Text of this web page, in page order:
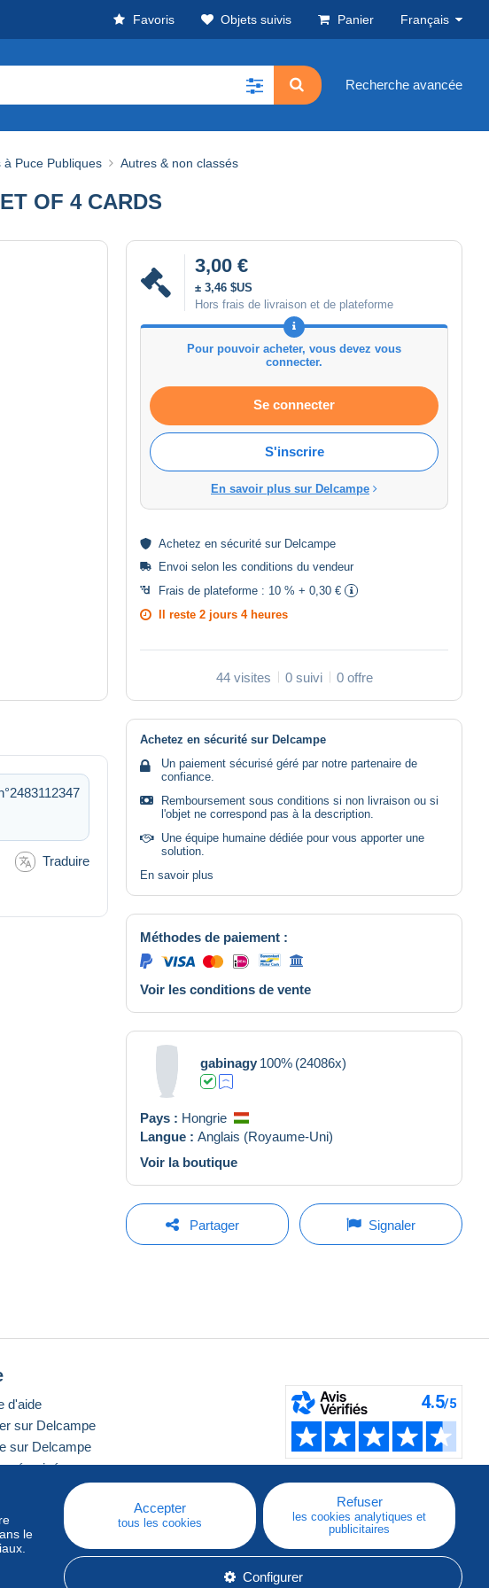
Favoris Objets suivis Panier Français
Recherche avancée
à Puce Publiques Autres & non classés
OF 4 CARDS
3,00 €
± 3,46 $US
Hors frais de livraison et de plateforme
Pour pouvoir acheter, vous devez vous
connecter.
Se connecter
S'inscrire
En savoir plus sur Delcampe
Achetez en sécurité sur Delcampe
Envoi selon les conditions du vendeur
Frais de plateforme : 10 % + 0,30 €
Il reste 2 jours 4 heures
44 visites 0 suivi 0 offre
Traduire
Achetez en sécurité sur Delcampe
Un paiement sécurisé géré par notre partenaire de
confiance.
Remboursement sous conditions si non livraison ou si
l'objet ne correspond pas à la description.
Une équipe humaine dédiée pour vous apporter une
solution.
En savoir plus
Méthodes de paiement :
Voir les conditions de vente
gabinagy 100% (24086x)
Pays : Hongrie
Langue : Anglais (Royaume-Uni)
Voir la boutique
Partager Signaler
le
Accepter
tous les cookies
Refuser
les cookies analytiques et
publicitaires
Configurer
d'aide
sur Delcampe
sur Delcampe
sécurisé